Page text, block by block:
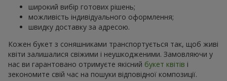
широкий вибір готових рішень;
можливість індивідуального оформлення;
швидку доставку за адресою.
Кожен букет з соняшниками транспортується так, щоб живі
квіти залишалися свіжими і неушкодженими. Замовляючи у
нас ви гарантовано отримуєте якісний букет квітів і
зекономите свій час на пошуки відповідної композиції.